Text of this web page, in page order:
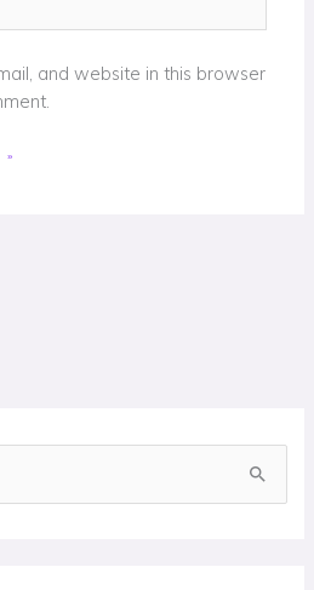
and website in this browser